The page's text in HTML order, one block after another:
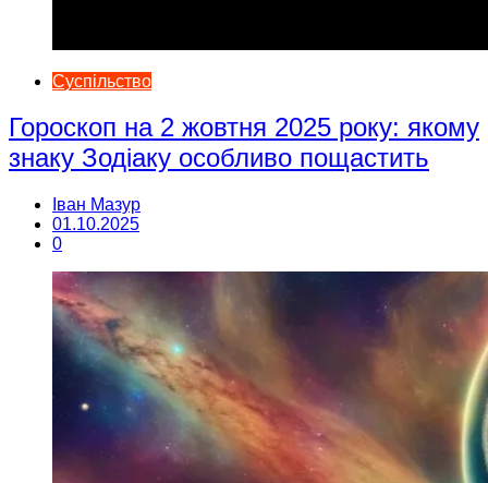
Суспільство
Гороскоп на 2 жовтня 2025 року: якому
знаку Зодіаку особливо пощастить
Іван Мазур
01.10.2025
0